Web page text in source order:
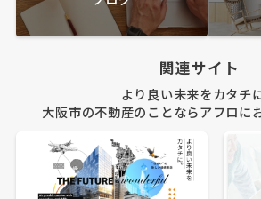
関連サイト
より良い未来をカタチに
大阪市の不動産のことならアフロに